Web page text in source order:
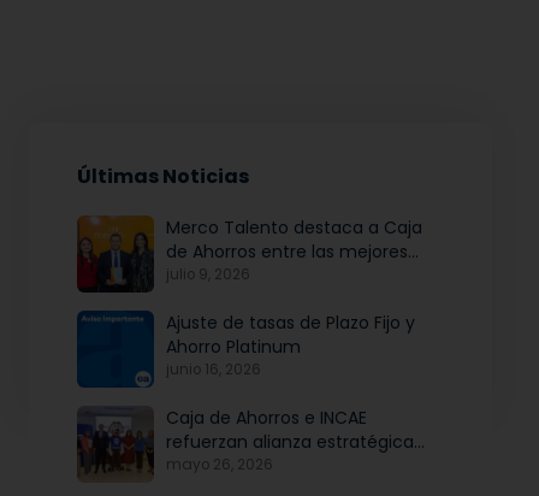
Últimas Noticias
Merco Talento destaca a Caja
de Ahorros entre las mejores
empresas para atraer y fidelizar
julio 9, 2026
Ajuste de tasas de Plazo Fijo y
Ahorro Platinum
junio 16, 2026
Caja de Ahorros e INCAE
refuerzan alianza estratégica
para potenciar el talento y la
mayo 26, 2026